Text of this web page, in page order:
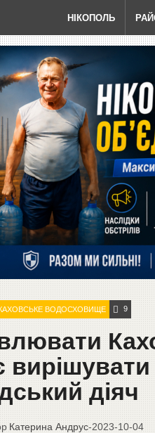
НІКОПОЛЬ
ВОДОСХОВИЩЕ 9
діяч
Катерина Андрус-2023-10-04